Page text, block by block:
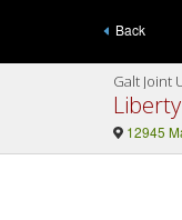
Back
Galt Joint
12945